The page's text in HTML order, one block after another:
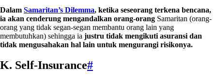
Dalam Samaritan’s Dilemma, ketika seseorang terkena bencana,
ia akan cenderung mengandalkan orang-orang Samaritan (orang-
orang yang tidak segan-segan membantu orang lain yang
membutuhkan) sehingga ia justru tidak mengikuti asuransi dan
tidak mengusahakan hal lain untuk mengurangi risikonya.
K. Self-Insurance#